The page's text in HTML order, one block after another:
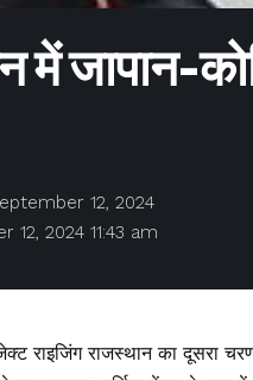
में जापान-
2024 11:43 am
12, 2024
राइजिंग राजस्थान का दूसरा